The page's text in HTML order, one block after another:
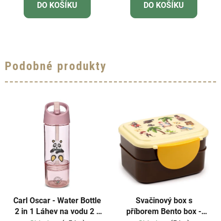
DO KOŠÍKU DO KOŠÍKU
Podobné produkty
Carl Oscar - Water Bottle
2 in 1 Láhev na vodu 2 v
Svačinový box s
příborem Bento box -